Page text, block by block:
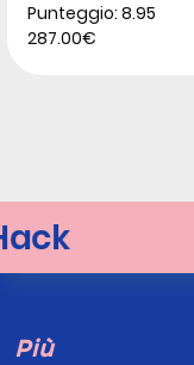
Punteggio: 8.95
287.00€
Più